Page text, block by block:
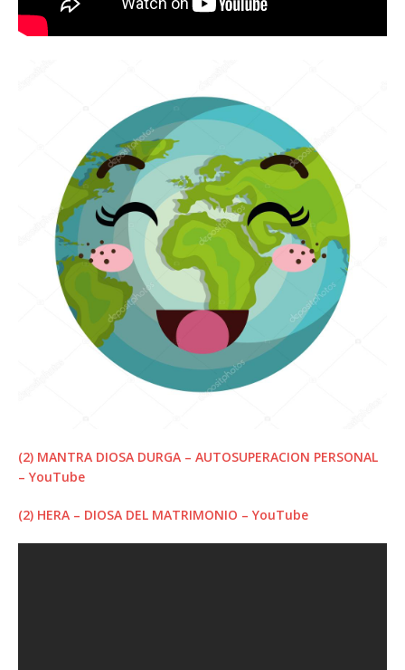
(2) MANTRA DIOSA DURGA – AUTOSUPERACION PERSONAL
– YouTube
(2) HERA – DIOSA DEL MATRIMONIO – YouTube